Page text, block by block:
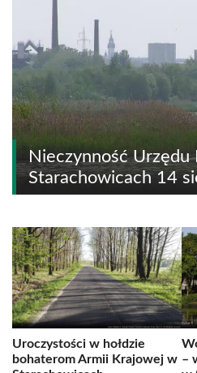
Nieczynność Urzędu
Starachowicach 14
Uroczystości w hołdzie
bohaterom Armii Krajowej w –